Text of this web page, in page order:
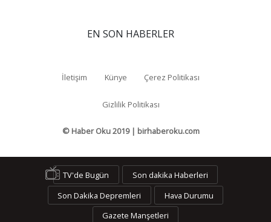
EN SON HABERLER
İletişim Künye Çerez Politikası
Gizlilik Politikası
© Haber Oku 2019 | birhaberoku.com
TV'de Bugün
Son dakika Haberleri
Son Dakika Depremleri
Hava Durumu
Gazete Manşetleri